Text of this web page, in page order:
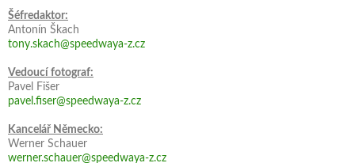
Šéfredaktor:
Antonín Škach
tony.skach@speedwaya-z.cz
Vedoucí fotograf:
Pavel Fišer
pavel.fiser@speedwaya-z.cz
Kancelář Německo:
Werner Schauer
werner.schauer@speedwaya-z.cz